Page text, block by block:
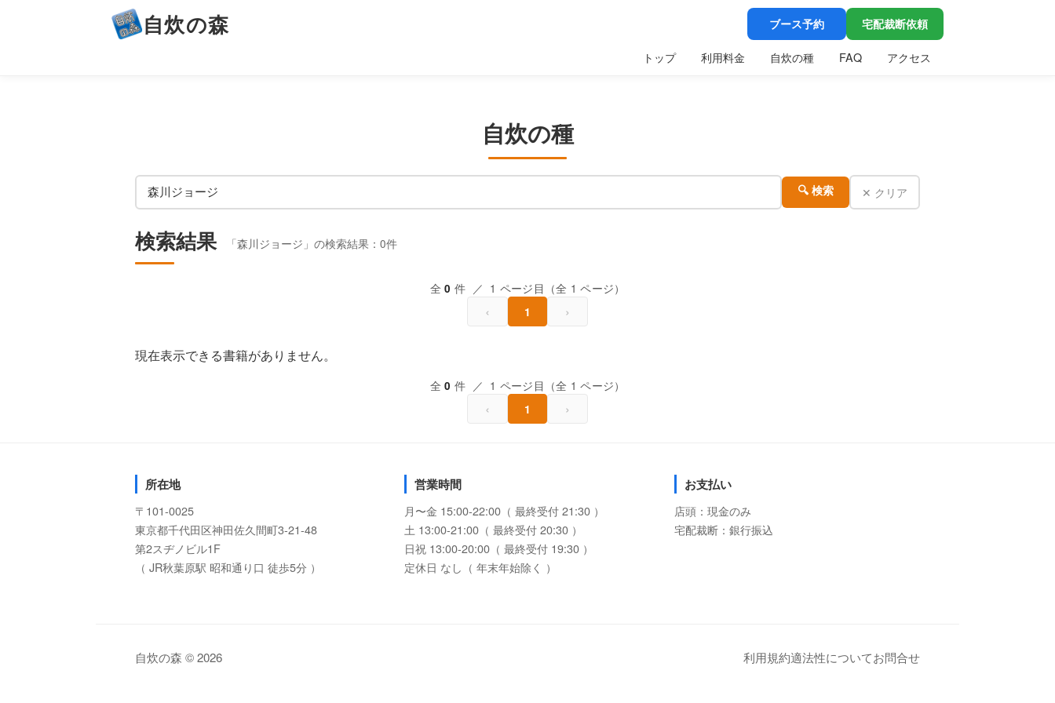
自炊の森 ブース予約 宅配裁断依頼
トップ 利用料金 自炊の種 FAQ アクセス
自炊の種
🔍 検索 ✕ クリア
検索結果 「森川ジョージ」の検索結果：0件
全0 件 ／ 1 ページ目（全 1 ページ）
‹ 1 ›
現在表示できる書籍がありません。
全0 件 ／ 1 ページ目（全 1 ページ）
‹ 1 ›
所在地
〒101-0025
東京都千代田区神田佐久間町3-21-48
第2スヂノビル1F
（ JR秋葉原駅 昭和通り口 徒歩5分 ）
営業時間
月〜金 15:00-22:00（ 最終受付 21:30 ）
土 13:00-21:00（ 最終受付 20:30 ）
日祝 13:00-20:00（ 最終受付 19:30 ）
定休日 なし（ 年末年始除く ）
お支払い
店頭：現金のみ
宅配裁断：銀行振込
自炊の森 © 2026 利用規約適法性についてお問合せ